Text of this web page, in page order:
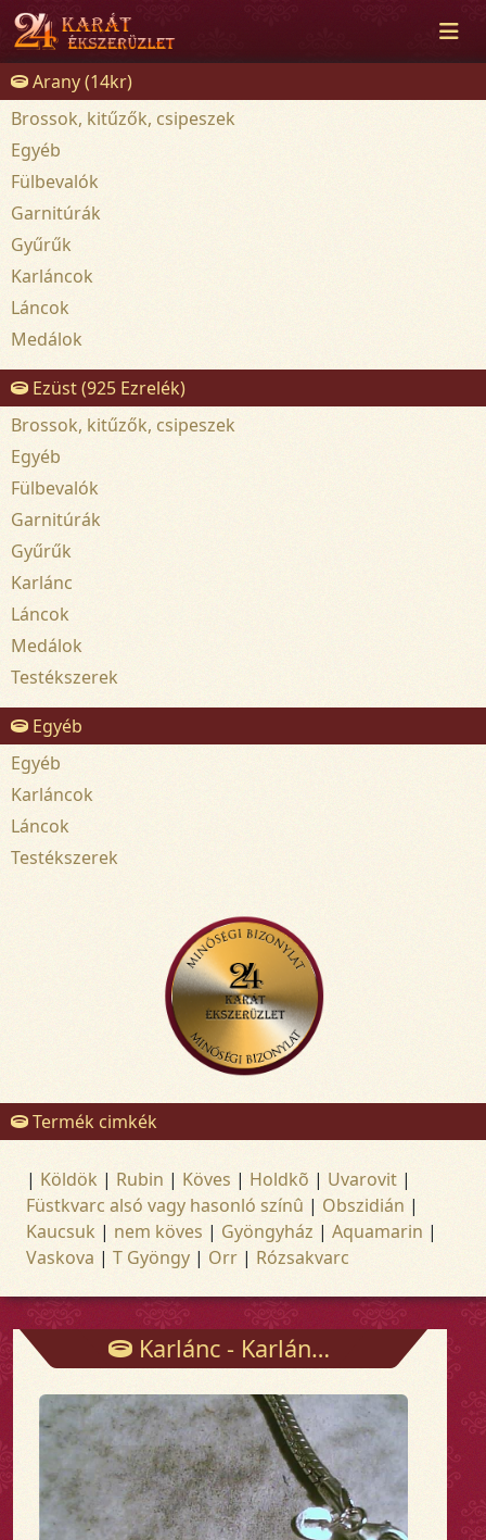
Arany (14kr)
Brossok, kitűzők, csipeszek
Egyéb
Fülbevalók
Garnitúrák
Gyűrűk
Karláncok
Láncok
Medálok
Ezüst (925 Ezrelék)
Brossok, kitűzők, csipeszek
Egyéb
Fülbevalók
Garnitúrák
Gyűrűk
Karlánc
Láncok
Medálok
Testékszerek
Egyéb
Egyéb
Karláncok
Láncok
Testékszerek
Termék cimkék
| Köldök | Rubin | Köves | Holdkõ | Uvarovit |
Füstkvarc alsó vagy hasonló színû | Obszidián |
Kaucsuk | nem köves | Gyöngyház | Aquamarin |
Vaskova | T Gyöngy | Orr | Rózsakvarc
Karlánc - Karlánc - Arany és ezüst ékszerek